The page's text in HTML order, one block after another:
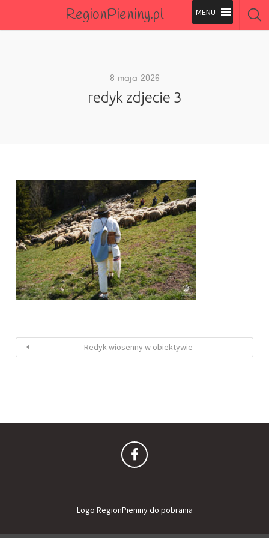
RegionPieniny.pl
Wszystkie Obiekty
8 maja 2026
redyk zdjecie 3
Redyk wiosenny w obiektywie
Logo RegionPieniny do pobrania